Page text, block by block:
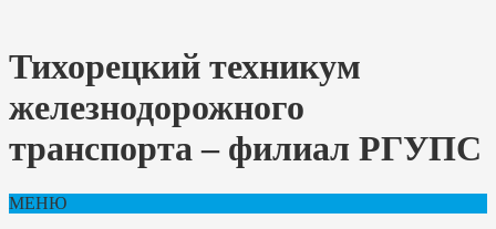
Тихорецкий техникум
железнодорожного
транспорта – филиал РГУПС
МЕНЮ